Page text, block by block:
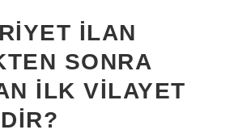
ILAN
SONRA
ILK VILAYET